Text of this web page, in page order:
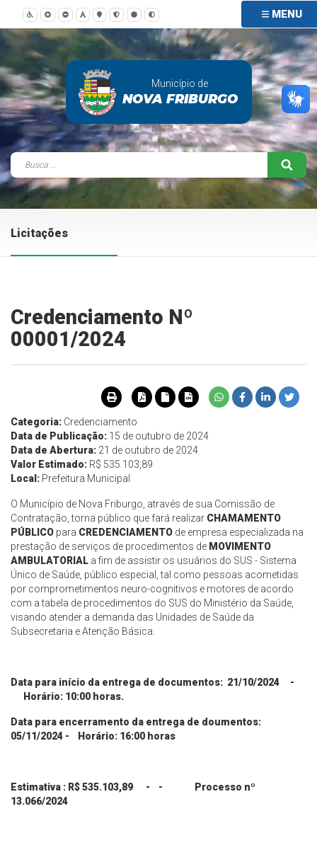
MENU
Município de
NOVA FRIBURGO
Licitações
Credenciamento Nº
00001/2024
Categoria: Credenciamento
Data de Publicação: 15 de outubro de 2024
Data de Abertura: 21 de outubro de 2024
Valor Estimado: R$ 535.103,89
Local: Prefeitura Municipal
O Município de Nova Friburgo, através de sua Comissão de
Contratação, torna público que fará realizar CHAMAMENTO
PÚBLICO para CREDENCIAMENTO de empresa especializada na
prestação de serviços de procedimentos de MOVIMENTO
AMBULATORIAL a fim de assistir os usuários do SUS - Sistema
Único de Saúde, público especial, tal como pessoas acometidas
por comprometimentos neuro-cognitivos e motores de acordo
com a tabela de procedimentos do SUS do Ministério da Saúde,
visando atender a demanda das Unidades de Saúde da
Subsecretaria e Atenção Básica.
Data para início da entrega de documentos: 21/10/2024 -
Horário: 10:00 horas.
Data para encerramento da entrega de doumentos:
05/11/2024 - Horário: 16:00 horas
Estimativa : R$ 535.103,89 - - Processo nº
13.066/2024